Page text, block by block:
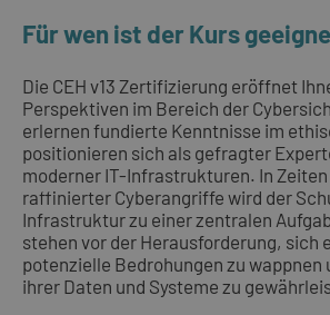
Für wen ist der Kurs
Die CEH v13 Zertifizierung eröffnet
Perspektiven im Bereich der
erlernen fundierte Kenntnisse im
positionieren sich als gefragter
moderner IT-Infrastrukturen. In
raffinierter Cyberangriffe wird der
Infrastruktur zu einer zentralen
stehen vor der Herausforderung, sich
potenzielle Bedrohungen zu wappnen
ihrer Daten und Systeme zu